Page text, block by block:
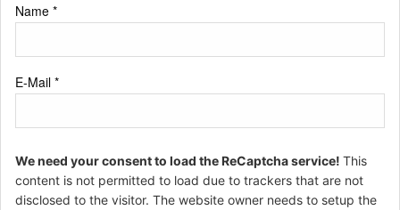
Name *
E-Mail *
We need your consent to load the ReCaptcha service! This
content is not permitted to load due to trackers that are not
disclosed to the visitor. The website owner needs to setup the